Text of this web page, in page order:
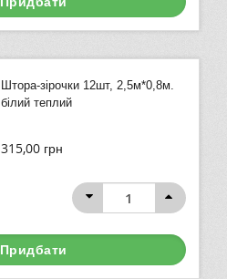
Штора-зірочки 12шт, 2,5м*0,8м.
білий теплий
315,00 грн
Придбати